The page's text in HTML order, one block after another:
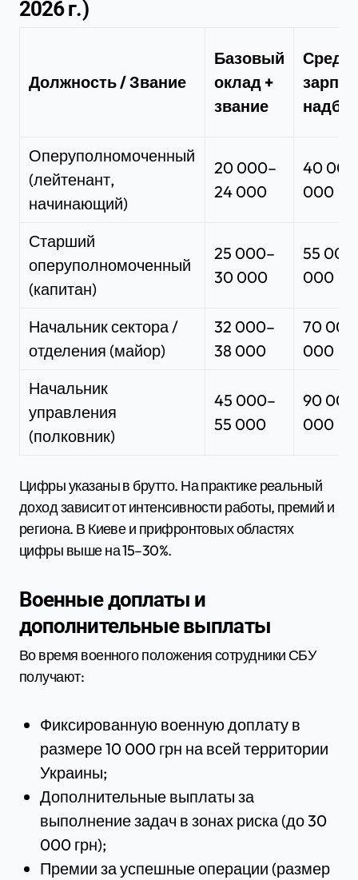
2026 г.)
Должность / Звание
Базовый
оклад +
звание
Оперуполномоченный
(лейтенант,
начинающий)
20 000–
24 000
40
000
Старший
оперуполномоченный
(капитан)
25 000–
30 000
55
000
Начальник сектора /
отделения (майор)
32 000–
38 000
70
000
Начальник
управления
(полковник)
45 000–
55 000
90
000
Цифры указаны в брутто. На практике реальный
доход зависит от интенсивности работы, премий и
региона. В Киеве и прифронтовых областях
цифры выше на 15–30%.
Военные доплаты и
дополнительные выплаты
Во время военного положения сотрудники СБУ
получают:
Фиксированную военную доплату в
размере 10 000 грн на всей территории
Украины;
Дополнительные выплаты за
выполнение задач в зонах риска (до 30
000 грн);
Премии за успешные операции (размер